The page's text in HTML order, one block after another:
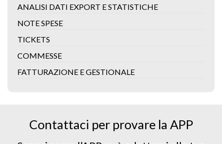
ANALISI DATI EXPORT E STATISTICHE
NOTE SPESE
TICKETS
COMMESSE
FATTURAZIONE E GESTIONALE
Contattaci per provare la APP